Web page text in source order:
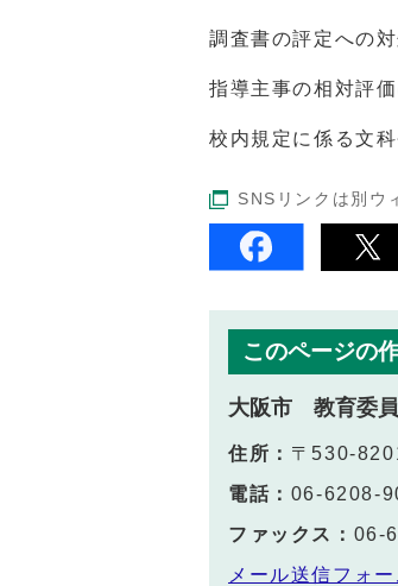
調査書の評定への
指導主事の相対評
校内規定に係る文
SNSリンクは別ウ
このページの
大阪市 教育委員
住所： 〒530-
電話： 06-6208-
ファックス： 06-
メール送信フォー